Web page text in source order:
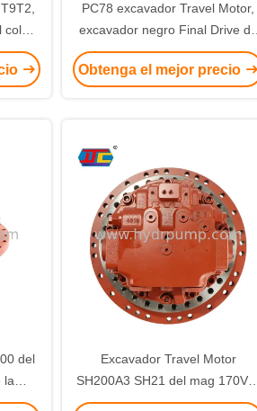
PC78 excavador Travel Motor,
excavador negro Final Drive de
KOMATSU
Obtenga el mejor precio
del
la
Excavador Travel Motor
SH200A3 SH21 del mag 170VP-
3800 de KYB para el excavador